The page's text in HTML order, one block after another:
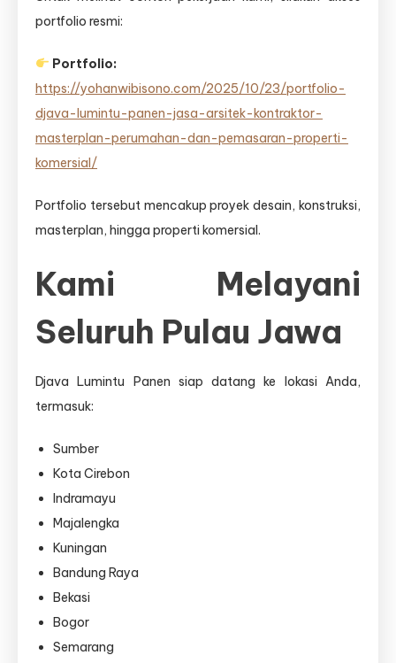
portfolio resmi:
Portfolio:
https://yohanwibisono.com/2025/10/23/portfolio-
djava-lumintu-panen-jasa-arsitek-kontraktor-
masterplan-perumahan-dan-pemasaran-properti-
komersial/
Portfolio tersebut mencakup proyek desain, konstruksi,
masterplan, hingga properti komersial.
Kami Melayani
Seluruh Pulau Jawa
Djava Lumintu Panen siap datang ke lokasi Anda,
termasuk:
Sumber
Kota Cirebon
Indramayu
Majalengka
Kuningan
Bandung Raya
Bekasi
Bogor
Semarang